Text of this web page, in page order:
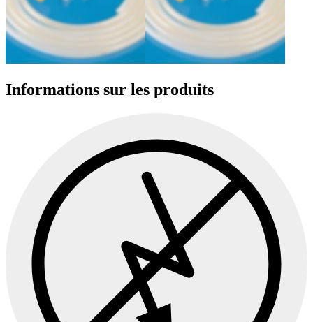
Informations sur les produits